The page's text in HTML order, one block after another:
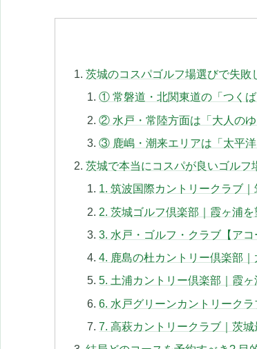
茨城のコスパゴルフ場選びで失敗
① 常磐道・北関東道の「つく
② 水戸・常陸方面は「大人の
③ 鹿嶋・潮来エリアは「太平洋
茨城で本当にコスパが良いゴルフ
1. 筑波国際カントリークラブ
2. 茨城ゴルフ倶楽部｜霞ヶ浦
3. 水戸・ゴルフ・クラブ【ア
4. 鹿島の杜カントリー倶楽部
5. 土浦カントリー倶楽部｜霞
6. 水戸グリーンカントリーク
7. 高萩カントリークラブ｜茨